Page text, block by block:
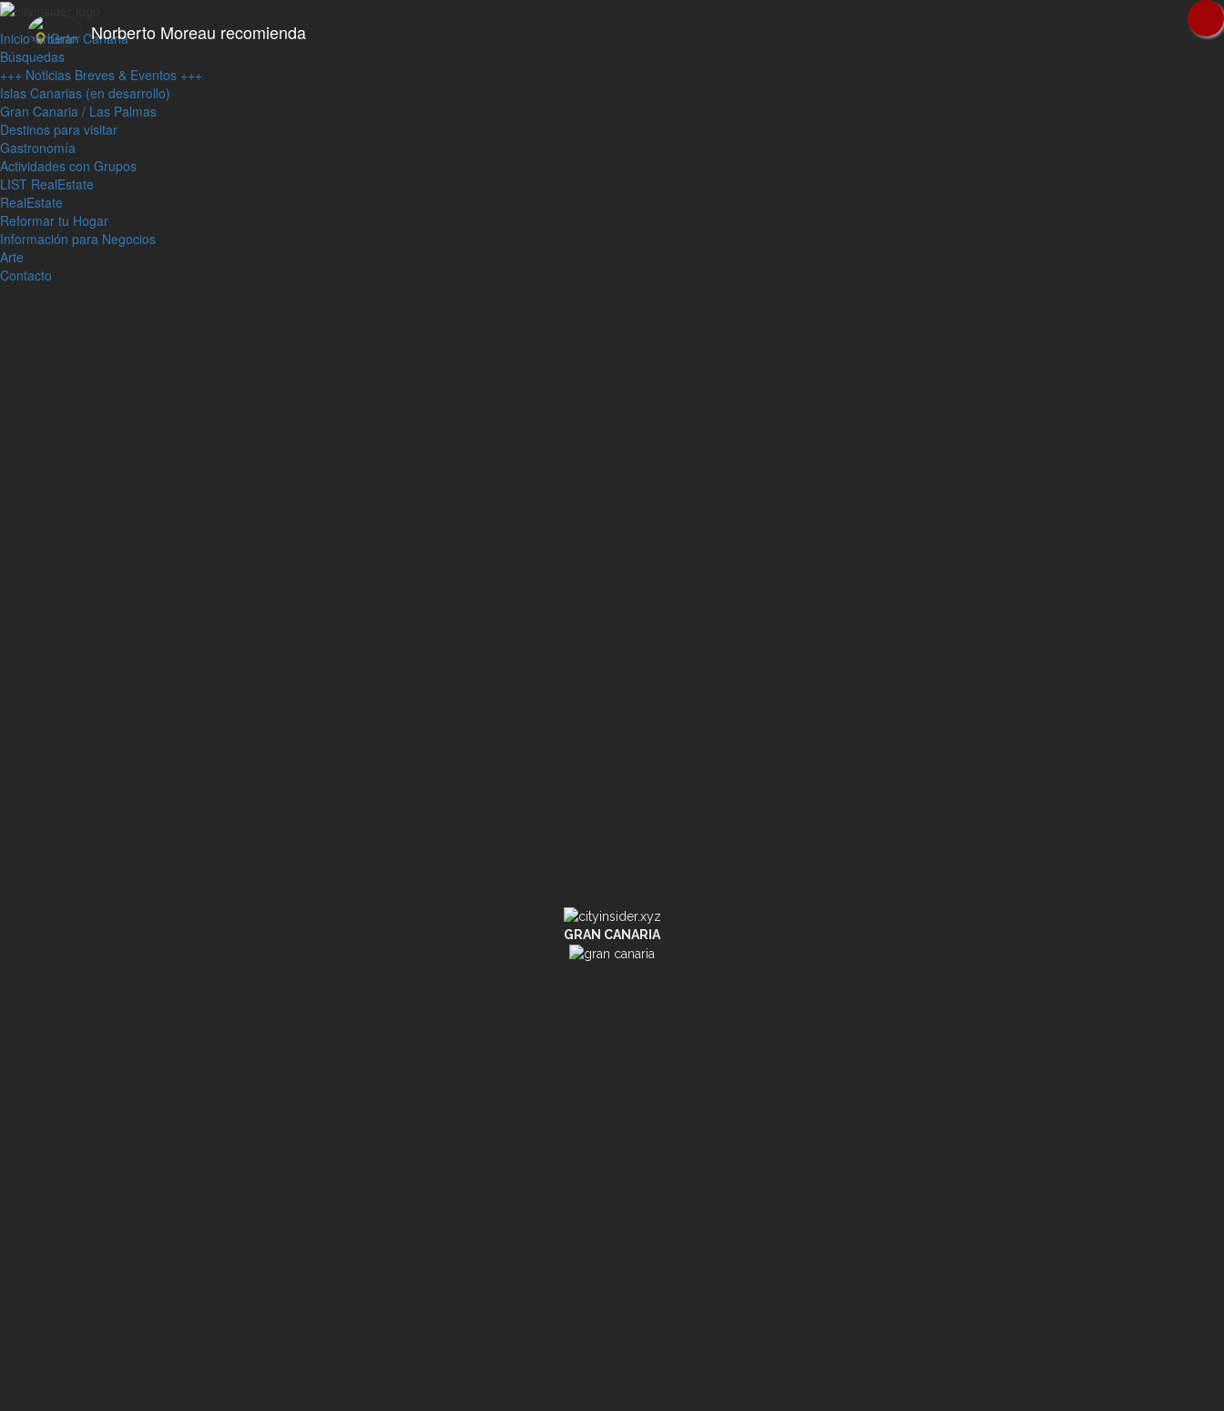
Norberto Moreau recomienda
Inicio
Gran Canaria
Búsquedas
+++ Noticias Breves & Eventos +++
Islas Canarias (en desarrollo)
Gran Canaria / Las Palmas
Destinos para visitar
Gastronomía
Actividades con Grupos
LIST RealEstate
RealEstate
Reformar tu Hogar
Información para Negocios
Arte
Contacto
GRAN CANARIA